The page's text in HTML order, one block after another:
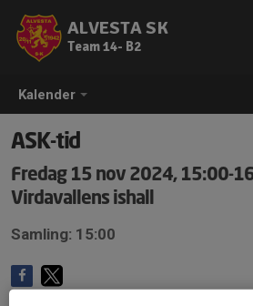
Kalender
ALVESTA SK
Team 14- B2
ASK-tid
Fredag 15 nov 2024, 15:00-
Virdavallens ishall
Samling: 15:00